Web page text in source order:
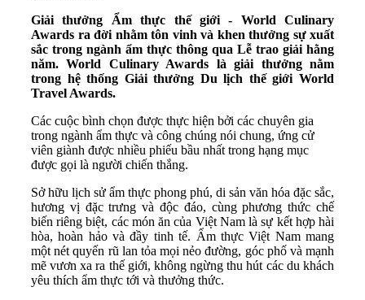
Giải thưởng Ẩm thực thế giới - World Culinary
Awards ra đời nhằm tôn vinh và khen thưởng sự xuất
sắc trong ngành ẩm thực thông qua Lễ trao giải hằng
năm. World Culinary Awards là giải thưởng nằm
trong hệ thống Giải thưởng Du lịch thế giới World
Travel Awards.
Các cuộc bình chọn được thực hiện bởi các chuyên gia
trong ngành ẩm thực và công chúng nói chung, ứng cử
viên giành được nhiều phiếu bầu nhất trong hạng mục
được gọi là người chiến thắng.
Sở hữu lịch sử ẩm thực phong phú, di sản văn hóa đặc sắc,
hương vị đặc trưng và độc đáo, cùng phương thức chế
biến riêng biệt, các món ăn của Việt Nam là sự kết hợp hài
hòa, hoàn hảo và đầy tinh tế. Ẩm thực Việt Nam mang
một nét quyến rũ lan tỏa mọi nẻo đường, góc phố và mạnh
mẽ vươn xa ra thế giới, không ngừng thu hút các du khách
yêu thích ẩm thực tới và thưởng thức.